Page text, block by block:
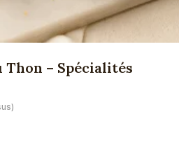
– Spécialités